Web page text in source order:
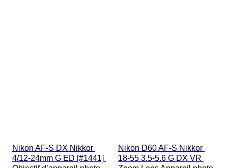
Nikon AF-S DX Nikkor
4/12-24mm G ED [#1441]
Nikon D60 AF-S Nikkor
18-55 3.5-5.6 G DX VR